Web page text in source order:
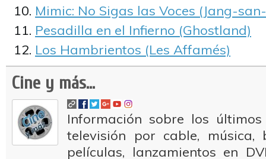
Mimic: No Sigas las Voces (Jang-
Pesadilla en el Infierno (Ghostland)
Los Hambrientos (Les Affamés)
Cine y más...
Información sobre los
televisión por cable, música,
películas, lanzamientos en